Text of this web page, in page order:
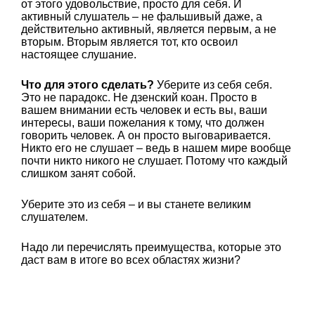
от этого удовольствие, просто для себя. И
активный слушатель – не фальшивый даже, а
действительно активный, является первым, а не
вторым. Вторым является тот, кто освоил
настоящее слушание.
Что для этого сделать? Уберите из себя себя.
Это не парадокс. Не дзенский коан. Просто в
вашем внимании есть человек и есть вы, ваши
интересы, ваши пожелания к тому, что должен
говорить человек. А он просто выговаривается.
Никто его не слушает – ведь в нашем мире вообще
почти никто никого не слушает. Потому что каждый
слишком занят собой.
Уберите это из себя – и вы станете великим
слушателем.
Надо ли перечислять преимущества, которые это
даст вам в итоге во всех областях жизни?